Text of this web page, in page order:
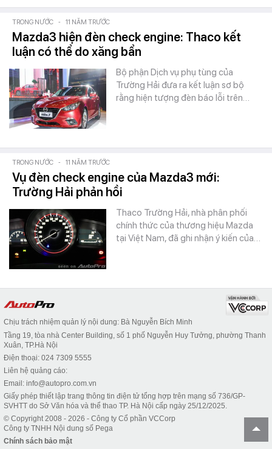
TRONG NƯỚC - 11 NĂM TRƯỚC
Mazda3 hiện đèn check engine: Thaco kết
luận có thể do xăng bẩn
Bộ phận Dịch vụ phụ tùng của
Trường Hải đưa ra kết luận sơ bộ
rằng hiện tượng đèn báo lỗi trên…
TRONG NƯỚC - 11 NĂM TRƯỚC
Vụ đèn check engine của Mazda3 mới:
Trường Hải phản hồi
Thaco Trường Hải, nhà phân phối
chính thức của thương hiệu Mazda
tại Việt Nam, đã ghi nhận ý kiến của…
Chịu trách nhiệm quản lý nội dung: Bà Nguyễn Bích Minh
Tầng 19, tòa nhà Center Building, số 1 phố Nguyễn Huy Tưởng, phường Thanh
Xuân, TP.Hà Nội
Điện thoại: 024 7309 5555
Liên hệ quảng cáo:
Email: info@autopro.com.vn
Giấy phép thiết lập trang thông tin điện tử tổng hợp trên mạng số 736/GP-
SVHTT do Sở Văn hóa và thể thao TP. Hà Nội cấp ngày 25/12/2025.
© Copyright 2008 - 2026 - Công ty Cổ phần VCCorp
Công ty TNHH Nội dung số Pega
Chính sách bảo mật